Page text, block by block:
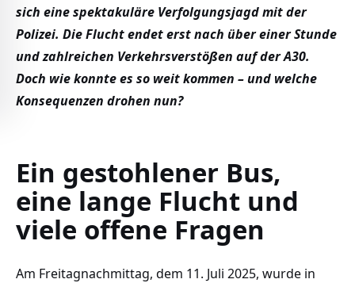
sich eine spektakuläre Verfolgungsjagd mit der
Polizei. Die Flucht endet erst nach über einer Stunde
und zahlreichen Verkehrsverstößen auf der A30.
Doch wie konnte es so weit kommen – und welche
Konsequenzen drohen nun?
Ein gestohlener Bus,
eine lange Flucht und
viele offene Fragen
Am Freitagnachmittag, dem 11. Juli 2025, wurde in